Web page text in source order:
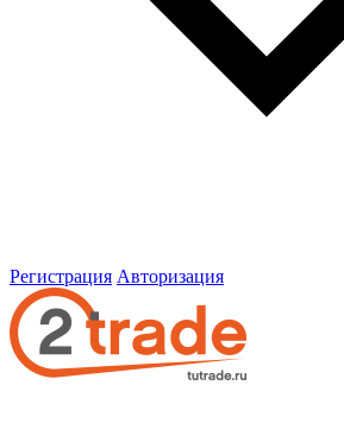
Регистрация Авторизация